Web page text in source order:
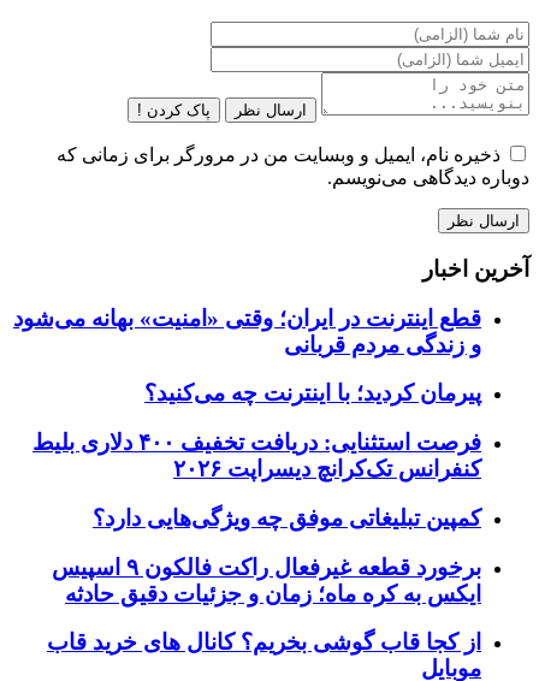
ارسال نظر پاک کردن !
ذخیره نام، ایمیل و وبسایت من در مرورگر برای زمانی که
دوباره دیدگاهی می‌نویسم.
آخرین اخبار
قطع اینترنت در ایران؛ وقتی «امنیت» بهانه می‌شود
و زندگی مردم قربانی
پیرمان کردید؛ با اینترنت چه می‌کنید؟
فرصت استثنایی: دریافت تخفیف ۴۰۰ دلاری بلیط
کنفرانس تک‌کرانچ دیسراپت ۲۰۲۶
کمپین تبلیغاتی موفق چه ویژگی‌هایی دارد؟
برخورد قطعه غیرفعال راکت فالکون ۹ اسپیس
ایکس به کره ماه؛ زمان و جزئیات دقیق حادثه
از کجا قاب گوشی بخریم؟ کانال های خرید قاب
موبایل